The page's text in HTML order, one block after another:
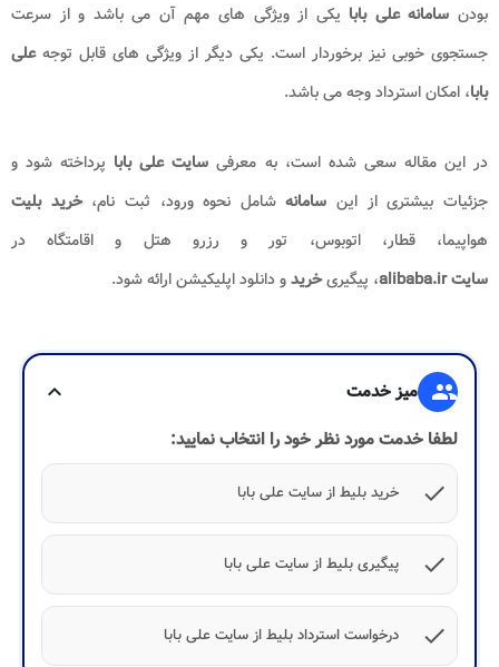
علی بابایکی از ویژگی های مهم آن می باشد و از سرعت
نیز برخوردار است. یکی دیگر از ویژگی های قابل توجهعلی
استرداد وجه می باشد.
سعی شده است، به معرفی سایت علی باباپرداخته شود و
از اینسامانهشامل نحوه ورود، ثبت نام، خرید بلیت
قطار، اتوبوس، تور و رزرو هتل و اقامتگاه در
، پیگیریخریدو دانلود اپلیکیشن ارائه شود.
میز خدمت
خدمت مورد نظر خود را انتخاب نمایید:
خرید بلیط از سایت علی بابا
پیگیری بلیط از سایت علی بابا
درخواست استرداد بلیط از سایت علی بابا